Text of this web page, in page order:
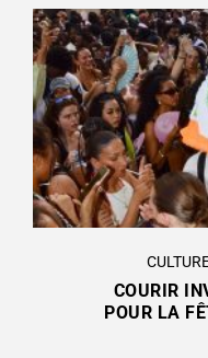
COURIR
POUR LA